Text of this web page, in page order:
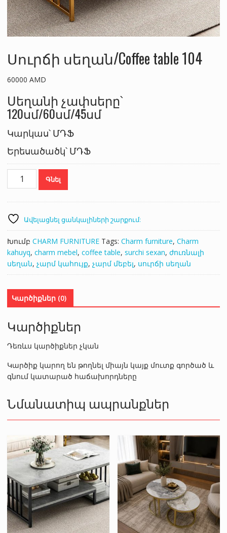
Սուրճի սեղան/Coffee table 104
60000 AMD
Սեղանի չափսերը՝
120սմ/60սմ/45սմ
Կարկաս՝ ՄԴՖ
Երեսածածկ՝ ՄԴՖ
Սուրճի
սեղան/Coffee
քանակ
Գնել
Ավելացնել ցանկալիների շարքում:
Խումբ CHARM FURNITURE Tags: Charm furniture, Charm
kahuyq, charm mebel, coffee table, surchi sexan, ժուռնալի
սեղան, չարմ կահույք, չարմ մեբել, սուրճի սեղան
Կարծիքներ (0)
Կարծիքներ
Դեռևս կարծիքներ չկան
Կարծիք կարող են թողնել միայն կայք մուտք գործած և
գնում կատարած հաճախորդները
Նմանատիպ ապրանքներ